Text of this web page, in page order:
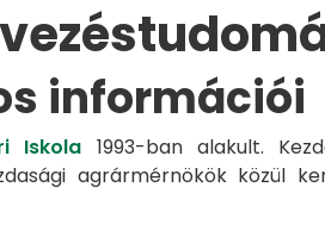
információi
Iskola 1993-ban alakult.
agrármérnökök közül